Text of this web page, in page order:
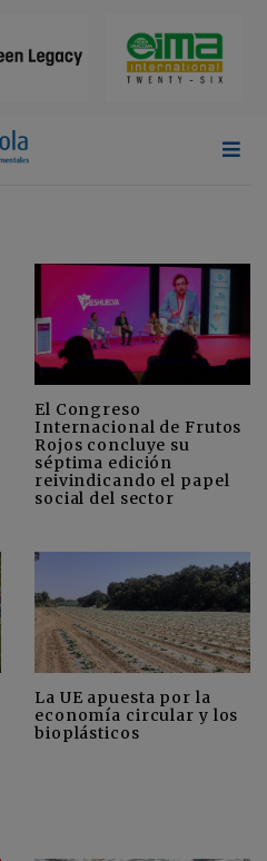
El Congreso
Internacional de Frutos
Rojos concluye su
séptima edición
reivindicando el papel
social del sector
La UE apuesta por la
economía circular y los
bioplásticos